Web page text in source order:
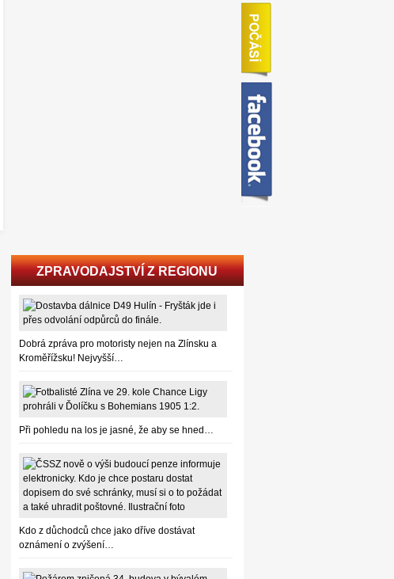
ZPRAVODAJSTVÍ Z REGIONU
Dobrá zpráva pro motoristy nejen na Zlínsku a
Kroměřížsku! Nejvyšší…
Při pohledu na los je jasné, že aby se hned…
Kdo z důchodců chce jako dříve dostávat
oznámení o zvýšení…